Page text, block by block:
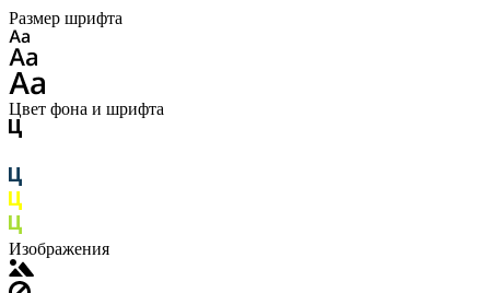
Размер шрифта
Цвет фона и шрифта
Изображения